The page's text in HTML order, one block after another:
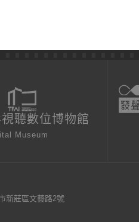
聽數位博物館
Museum
新莊區文藝路2號